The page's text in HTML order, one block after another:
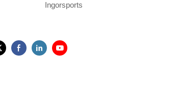
Ingorsports